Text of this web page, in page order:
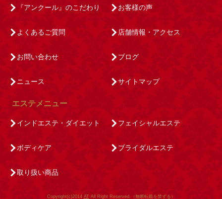
『アンクール』のこだわり お客様の声
よくあるご質問 店舗情報・アクセス
お問い合わせ ブログ
ニュース サイトマップ
エステメニュー
インドエステ・ダイエット フェイシャルエステ
ボディケア ブライダルエステ
取り扱い商品
Copyright(c)2014 ATAll Right Reserved.（無断転載を禁ずる）